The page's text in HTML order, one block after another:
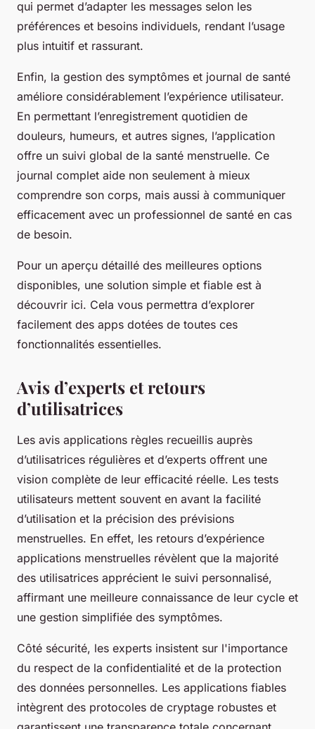
qui permet d’adapter les messages selon les
préférences et besoins individuels, rendant l’usage
plus intuitif et rassurant.
Enfin, la gestion des symptômes et journal de santé
améliore considérablement l’expérience utilisateur.
En permettant l’enregistrement quotidien de
douleurs, humeurs, et autres signes, l’application
offre un suivi global de la santé menstruelle. Ce
journal complet aide non seulement à mieux
comprendre son corps, mais aussi à communiquer
efficacement avec un professionnel de santé en cas
de besoin.
Pour un aperçu détaillé des meilleures options
disponibles, une solution simple et fiable est à
découvrir ici. Cela vous permettra d’explorer
facilement des apps dotées de toutes ces
fonctionnalités essentielles.
Avis d’experts et retours
d’utilisatrices
Les avis applications règles recueillis auprès
d’utilisatrices régulières et d’experts offrent une
vision complète de leur efficacité réelle. Les tests
utilisateurs mettent souvent en avant la facilité
d’utilisation et la précision des prévisions
menstruelles. En effet, les retours d’expérience
applications menstruelles révèlent que la majorité
des utilisatrices apprécient le suivi personnalisé,
affirmant une meilleure connaissance de leur cycle et
une gestion simplifiée des symptômes.
Côté sécurité, les experts insistent sur l'importance
du respect de la confidentialité et de la protection
des données personnelles. Les applications fiables
intègrent des protocoles de cryptage robustes et